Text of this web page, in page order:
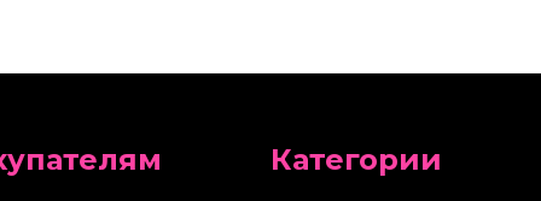
Категории